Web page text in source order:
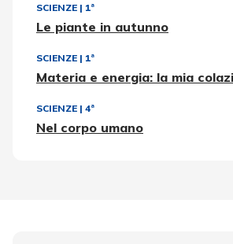
SCIENZE | 1ª
Le piante in autunno
SCIENZE | 1ª
Materia e energia: la mia
SCIENZE | 4ª
Nel corpo umano